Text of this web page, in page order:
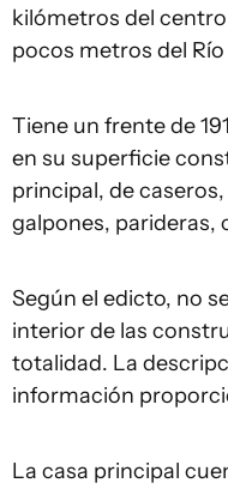
kilómetros del
pocos metros del Río
Tiene un frente de
en su superficie
principal, de
galpones, parideras,
Según el edicto, no
interior de las
totalidad. La
información
La casa principal